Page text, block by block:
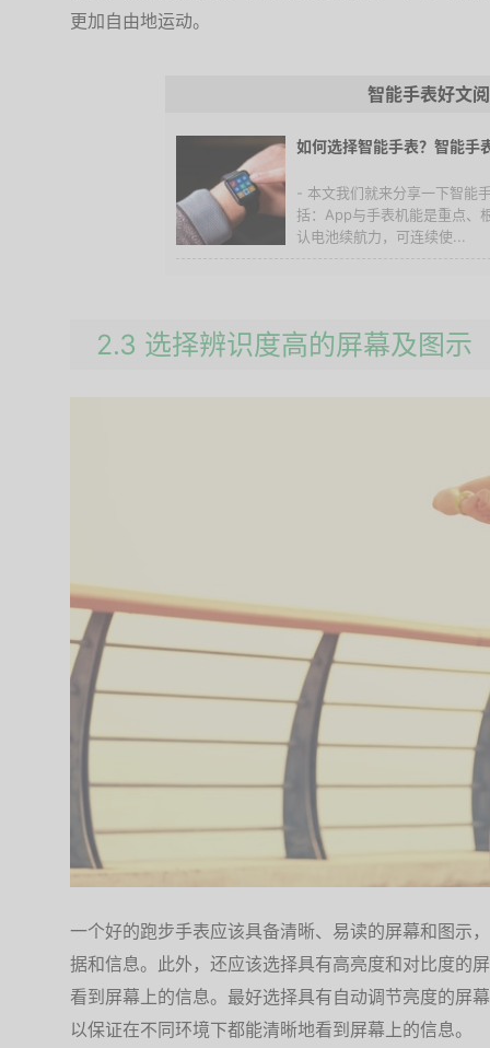
更加自由地运动。
智能手表好文
如何选择智能手表？智能手
- 本文我们就来分享一下智能
括：App与手表机能是重点、
认电池续航力，可连续使...
2.3 选择辨识度高的屏幕及图示
一个好的跑步手表应该具备清晰、易读的屏幕和图示
据和信息。此外，还应该选择具有高亮度和对比度的
看到屏幕上的信息。最好选择具有自动调节亮度的屏
以保证在不同环境下都能清晰地看到屏幕上的信息。